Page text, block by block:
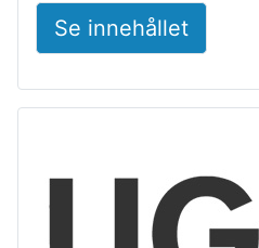
Se innehållet